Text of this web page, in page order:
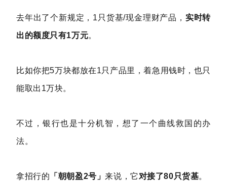
去年出了个新规定，1只货基/现金理财产品， 实时转
出的额度只有1万元。
比如你把5万块都放在1只产品里，着急用钱时，也只
能取出1万块。
不过，银行也是十分机智，想了一个曲线救国的办
法。
拿招行的 「朝朝盈2号」来说，它 对接了80只货基。